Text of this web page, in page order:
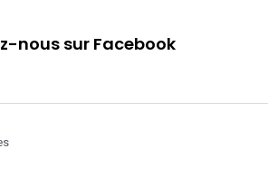
nous sur Facebook